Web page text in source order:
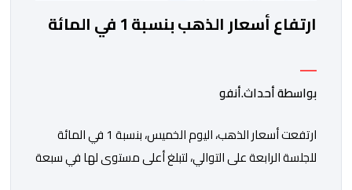
ارتفاع أسعار الذهب بنسبة 1 في المائة
بواسطة أحداث.أنفو
ارتفعت أسعار الذهب، اليوم الخميس، بنسبة 1 في المائة
للجلسة الرابعة على التوالي، لتبلغ أعلى مستوى لها في سبعة